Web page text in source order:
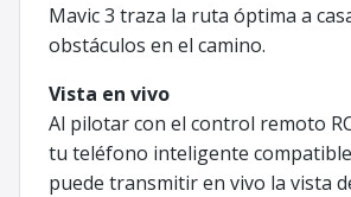
Mavic 3 traza la ruta óptima a
obstáculos en el camino.
Vista en vivo
Al pilotar con el control remoto
tu teléfono inteligente
puede transmitir en vivo la vista